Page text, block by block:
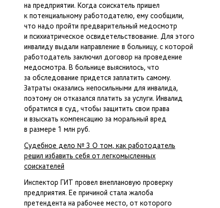
на предприятии. Когда соискатель пришел
к потенциальному работодателю, ему сообщили,
что надо пройти предварительный медосмотр
и психиатрическое освидетельствование. Для этого
инвалиду выдали направление в больницу, с которой
работодатель заключил договор на проведение
медосмотра. В больнице выяснилось, что
за обследование придется заплатить самому.
Затраты оказались непосильными для инвалида,
поэтому он отказался платить за услуги. Инвалид
обратился в суд, чтобы защитить свои права
и взыскать компенсацию за моральный вред
в размере 1 млн руб.
Судебное дело № 3 О том, как работодатель
решил избавить себя от легкомысленных
соискателей
Инспектор ГИТ провел внеплановую проверку
предприятия. Ее причиной стала жалоба
претендента на рабочее место, от которого